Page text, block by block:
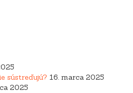
sústreďujú? 16. marca 2025
2025